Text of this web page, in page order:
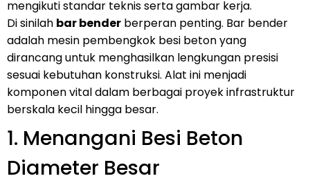
mengikuti standar teknis serta gambar kerja.
Di sinilah bar bender berperan penting. Bar bender
adalah mesin pembengkok besi beton yang
dirancang untuk menghasilkan lengkungan presisi
sesuai kebutuhan konstruksi. Alat ini menjadi
komponen vital dalam berbagai proyek infrastruktur
berskala kecil hingga besar.
1. Menangani Besi Beton
Diameter Besar